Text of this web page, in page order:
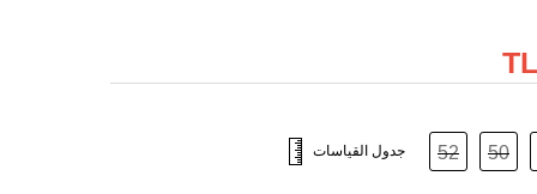
50
52 جدول القياسات